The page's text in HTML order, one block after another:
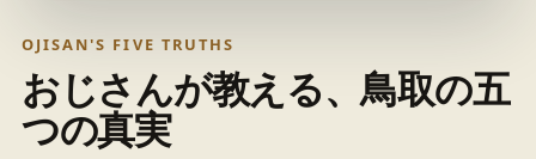
OJISAN'S FIVE TRUTHS
おじさんが教える、鳥取の五
つの真実